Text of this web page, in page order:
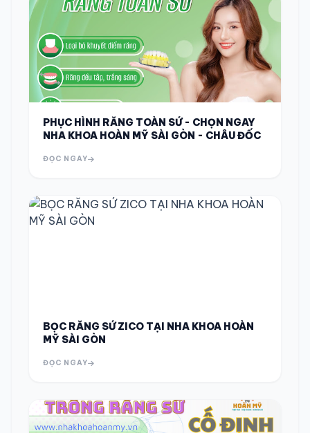
PHỤC HÌNH RĂNG TOÀN SỨ - CHỌN NGAY
NHA KHOA HOÀN MỸ SÀI GÒN - CHÂU ĐỐC
ĐỌC NGAY
BỌC RĂNG SỨ ZICO TẠI NHA KHOA HOÀN
MỸ SÀI GÒN
ĐỌC NGAY